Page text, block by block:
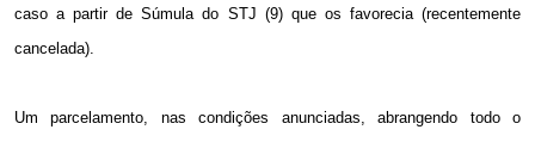
caso a partir de Súmula do STJ (9) que os favorecia (recentemente
cancelada).
Um parcelamento, nas condições anunciadas, abrangendo todo o